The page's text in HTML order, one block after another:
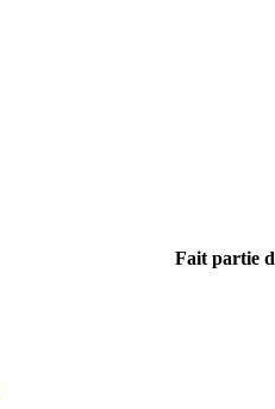
Fait partie